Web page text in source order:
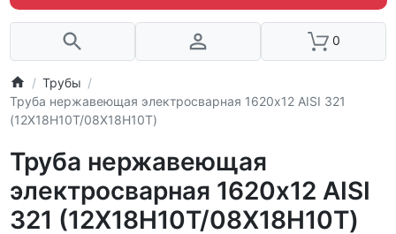
0
Трубы
Труба нержавеющая электросварная 1620х12 AISI 321
(12Х18Н10Т/08Х18Н10Т)
Труба нержавеющая
электросварная 1620х12 AISI
321 (12Х18Н10Т/08Х18Н10Т)